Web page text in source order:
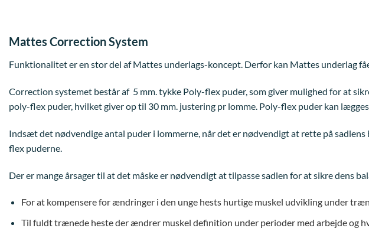
Mattes Correction System
Funktionalitet er en stor del af Mattes underlags-koncept. Derfor kan Mattes underlag
Correction systemet består af 5 mm. tykke Poly-flex puder, som giver mulighed for at
poly-flex puder, hvilket giver op til 30 mm. justering pr lomme. Poly-flex puder kan
Indsæt det nødvendige antal puder i lommerne, når det er nødvendigt at rette på
flex puderne.
Der er mange årsager til at det måske er nødvendigt at tilpasse sadlen for at sikre dens
For at kompensere for ændringer i den unge hests hurtige muskel udvikling under
Til fuldt trænede heste der ændrer muskel definition under perioder med arbejde og